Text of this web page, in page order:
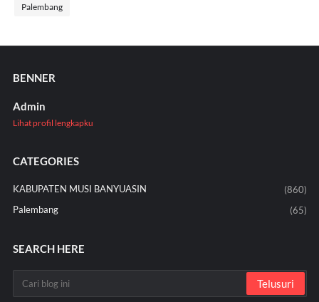
Palembang
BENNER
Admin
Lihat profil lengkapku
CATEGORIES
KABUPATEN MUSI BANYUASIN
(860)
Palembang
(65)
SEARCH HERE